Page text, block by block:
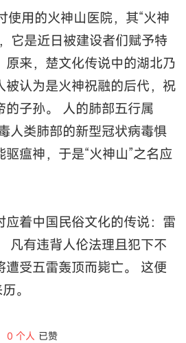
使用的火神山医院，其“火神
它是近日被建设者们赋予特
原来，楚文化传说中的湖北乃
被认为是火神祝融的后代，祝
的子孙。 人的肺部五行属
人类肺部的新型冠状病毒惧
瘟神，于是“火神山”之名应
应着中国民俗文化的传说：雷
凡有违背人伦法理且犯下不
遭受五雷轰顶而毙亡。 这便
。
0 个人 已赞